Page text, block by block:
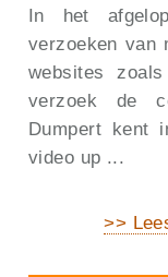
In het
verzoeken van
websites
verzoek de
Dumpert kent
video up ...
>>